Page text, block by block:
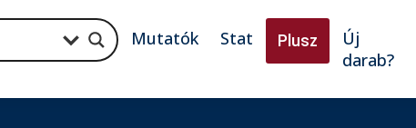
Mutatók Stat Plusz
Új
darab?